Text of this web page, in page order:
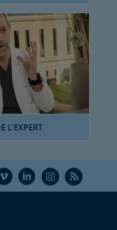
L'EXPERT
L Ñ R